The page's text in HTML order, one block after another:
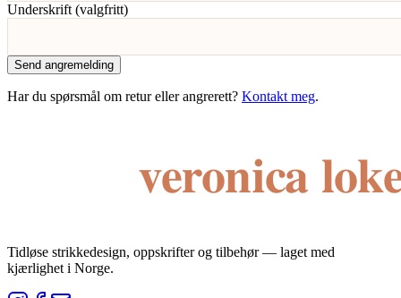
Underskrift (valgfritt)
Send angremelding
Har du spørsmål om retur eller angrerett? Kontakt meg.
Tidløse strikkedesign, oppskrifter og tilbehør — laget med
kjærlighet i Norge.